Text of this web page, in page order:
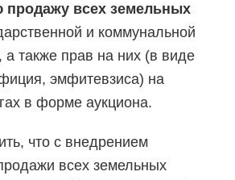
продажу всех земельных
и коммунальной
а также прав на них (в виде
эмфитевзиса) на
в форме аукциона.
что с внедрением
всех земельных